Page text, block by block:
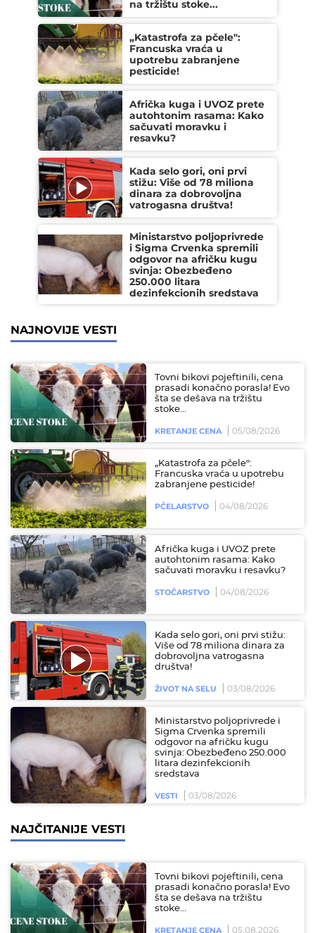
na tržištu stoke...
„Katastrofa za pčele":
Francuska vraća u
upotrebu zabranjene
pesticide!
Afrička kuga i UVOZ prete
autohtonim rasama: Kako
sačuvati moravku i
resavku?
Kada selo gori, oni prvi
stižu: Više od 78 miliona
dinara za dobrovoljna
vatrogasna društva!
Ministarstvo poljoprivrede
i Sigma Crvenka spremili
odgovor na afričku kugu
svinja: Obezbeđeno
250.000 litara
dezinfekcionih sredstava
NAJNOVIJE VESTI
Tovni bikovi pojeftinili, cena
prasadi konačno porasla! Evo
šta se dešava na tržištu
stoke...
KRETANJE CENA 05/08/2026
„Katastrofa za pčele":
Francuska vraća u upotrebu
zabranjene pesticide!
PČELARSTVO 04/08/2026
Afrička kuga i UVOZ prete
autohtonim rasama: Kako
sačuvati moravku i resavku?
STOČARSTVO 04/08/2026
Kada selo gori, oni prvi stižu:
Više od 78 miliona dinara za
dobrovoljna vatrogasna
društva!
ŽIVOT NA SELU 03/08/2026
Ministarstvo poljoprivrede i
Sigma Crvenka spremili
odgovor na afričku kugu
svinja: Obezbeđeno 250.000
litara dezinfekcionih
sredstava
VESTI 03/08/2026
NAJČITANIJE VESTI
Tovni bikovi pojeftinili, cena
prasadi konačno porasla! Evo
šta se dešava na tržištu
stoke…
KRETANJE CENA 05.08.2026